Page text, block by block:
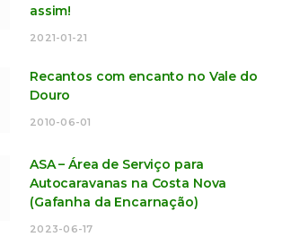
assim!
2021-01-21
Recantos com encanto no Vale do
Douro
2010-06-01
ASA – Área de Serviço para
Autocaravanas na Costa Nova
(Gafanha da Encarnação)
2023-06-17